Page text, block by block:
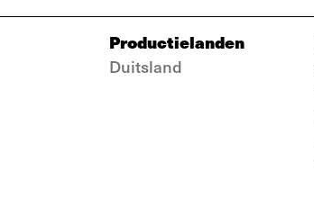
Productielanden
Duitsland